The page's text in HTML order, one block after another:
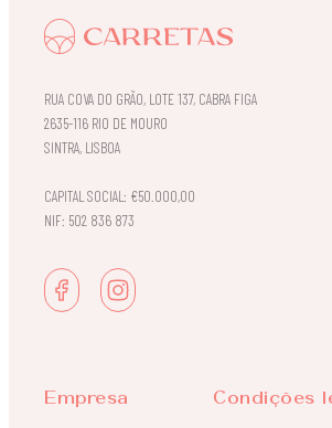
RUA COVA DO GRÃO, LOTE 137, CABRA FIGA
2635-116 RIO DE MOURO
SINTRA, LISBOA
CAPITAL SOCIAL: €50.000,00
NIF: 502 836 873
Empresa Condições